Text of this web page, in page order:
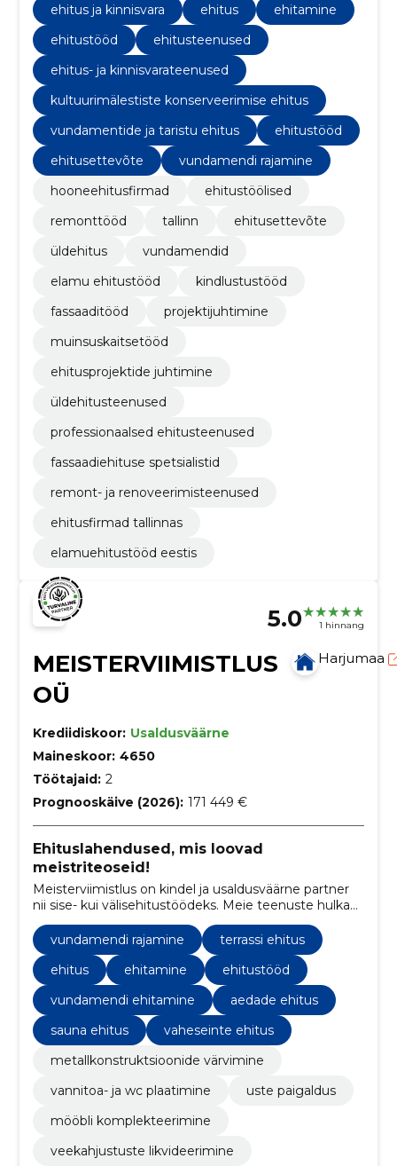
ehitus ja kinnisvara
ehitus
ehitamine
ehitustööd
ehitusteenused
ehitus- ja kinnisvarateenused
kultuurimälestiste konserveerimise ehitus
vundamentide ja taristu ehitus
ehitustööd
ehitusettevõte
vundamendi rajamine
hooneehitusfirmad
ehitustöölised
remonttööd
tallinn
ehitusettevõte
üldehitus
vundamendid
elamu ehitustööd
kindlustustööd
fassaaditööd
projektijuhtimine
muinsuskaitsetööd
ehitusprojektide juhtimine
üldehitusteenused
professionaalsed ehitusteenused
fassaadiehituse spetsialistid
remont- ja renoveerimisteenused
ehitusfirmad tallinnas
elamuehitustööd eestis
5.0 1 hinnang
MEISTERVIIMISTLUS
OÜ
Harjumaa
Krediidiskoor: Usaldusväärne
Maineskoor: 4650
Töötajaid: 2
Prognooskäive (2026): 171 449 €
Ehituslahendused, mis loovad
meistriteoseid!
Meisterviimistlus on kindel ja usaldusväärne partner
nii sise- kui välisehitustöödeks. Meie teenuste hulka
siseviimistlustööd ja parketipaigaldus. Meie
professionaalne tiim tagab tipptasemel töö ja
klientide rahulolu.
vundamendi rajamine
terrassi ehitus
ehitus
ehitamine
ehitustööd
vundamendi ehitamine
aedade ehitus
sauna ehitus
vaheseinte ehitus
metallkonstruktsioonide värvimine
vannitoa- ja wc plaatimine
uste paigaldus
mööbli komplekteerimine
veekahjustuste likvideerimine